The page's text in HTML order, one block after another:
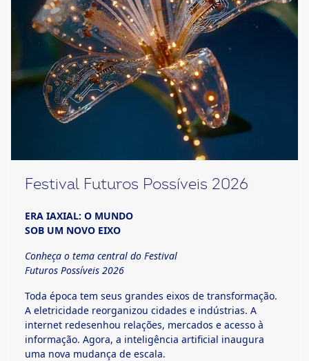
Festival Futuros Possíveis 2026
ERA IAXIAL: O MUNDO
SOB UM NOVO EIXO
Conheça o tema central do Festival
Futuros Possíveis 2026
Toda época tem seus grandes eixos de transformação.
A eletricidade reorganizou cidades e indústrias. A
internet redesenhou relações, mercados e acesso à
informação. Agora, a inteligência artificial inaugura
uma nova mudança de escala.